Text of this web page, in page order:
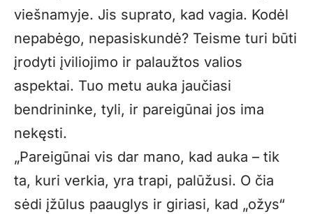
viešnamyje. Jis suprato, kad vagia. Kodėl
nepabėgo, nepasiskundė? Teisme turi būti
įrodyti įviliojimo ir palaužtos valios
aspektai. Tuo metu auka jaučiasi
bendrininke, tyli, ir pareigūnai jos ima
nekęsti.
„Pareigūnai vis dar mano, kad auka – tik
ta, kuri verkia, yra trapi, palūžusi. O čia
sėdi įžūlus paauglys ir giriasi, kad „ožys“